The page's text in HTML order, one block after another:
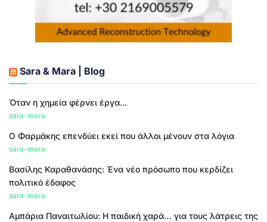
Sara & Mara | Blog
Όταν η χημεία φέρνει έργα...
sara-mara
Ο Φαρμάκης επενδύει εκεί που άλλοι μένουν στα λόγια
sara-mara
Βασίλης Καραθανάσης: Ένα νέο πρόσωπο που κερδίζει
πολιτικό έδαφος
sara-mara
Αμπάρια Παναιτωλίου: Η παιδική χαρά… για τους λάτρεις της